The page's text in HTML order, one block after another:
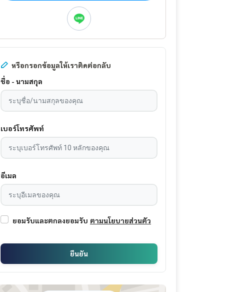
หรือกรอกข้อมูลให้เราติดต่อกลับ
ชื่อ - นามสกุล
เบอร์โทรศัพท์
อีเมล
ยอมรับและตกลงยอมรับ ตามนโยบายส่วนตัว
ยืนยัน